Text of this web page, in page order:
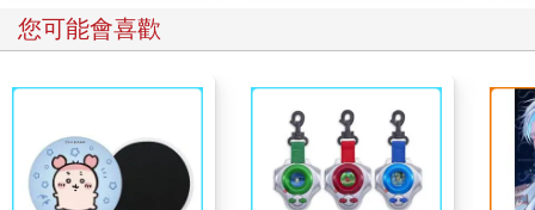
您可能會喜歡